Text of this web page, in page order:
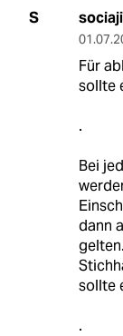
S
Für
sollte
.
Bei
dann
sollte
.